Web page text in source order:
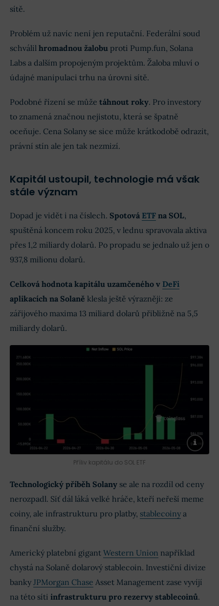
sítě.
Problém už navíc není jen reputační. Federální soud
schválil hromadnou žalobu proti Pump.fun, Solana
Labs a dalším propojeným projektům. Žaloba mluví o
údajné manipulaci trhu na úrovni sítě.
Podobné řízení se může táhnout roky. Pro investory
to znamená značnou nejistotu, která se špatně
oceňuje. Cena Solany se sice může krátkodobě odrazit,
právní stín ale jen tak nezmizí.
Kapitál ustoupil, technologie má však
stále význam
Dopad je vidět i na číslech. Spotová ETF na SOL,
spuštěná koncem roku 2025, v lednu spravovala aktiva
přes 1,2 miliardy dolarů. Po propadu se jednalo už jen o
937,8 milionu dolarů.
Celková hodnota kapitálu uzamčeného v DeFi
aplikacích na Solaně klesla ještě výrazněji: ze
zářijového maxima 13 miliard dolarů přibližně na 5,5
miliardy dolarů.
Příliv kapitálu do SOL ETF
Technologický příběh Solany se ale na rozdíl od ceny
nerozpadl. Síť dál láká velké hráče, kteří neřeší meme
coiny, ale infrastrukturu pro platby, stablecoiny a
finanční služby.
Americký platební gigant Western Union například
chystá na Solaně dolarový stablecoin. Investiční divize
banky JPMorgan Chase Asset Management zase vyvíjí
na této síti infrastrukturu pro rezervy stablecoinů.